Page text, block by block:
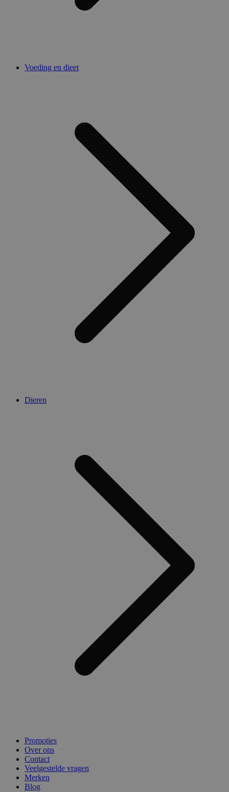
Voeding en dieet
Dieren
Promoties
Over ons
Contact
Veelgestelde vragen
Merken
Blog